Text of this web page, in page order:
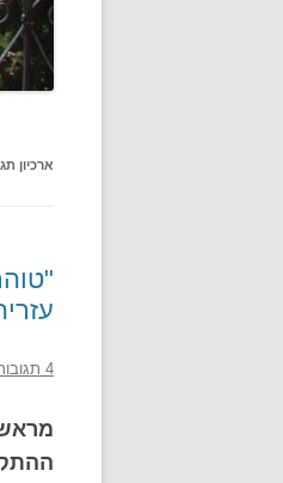
ארכיון
4 תגובות